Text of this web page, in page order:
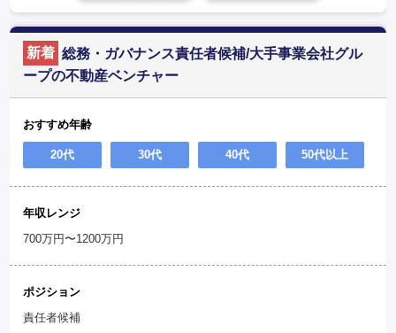
新着 総務・ガバナンス責任者候補/大手事業会社グル
ープの不動産ベンチャー
おすすめ年齢
20代 30代 40代 50代以上
年収レンジ
700万円〜1200万円
ポジション
責任者候補